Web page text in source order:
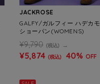
JACKROSE
GALFY/ガルフィー ハデカモ
ショーパン(WOMENS)
¥9,790 (税込)
¥5,874 (税込) 40% OFF